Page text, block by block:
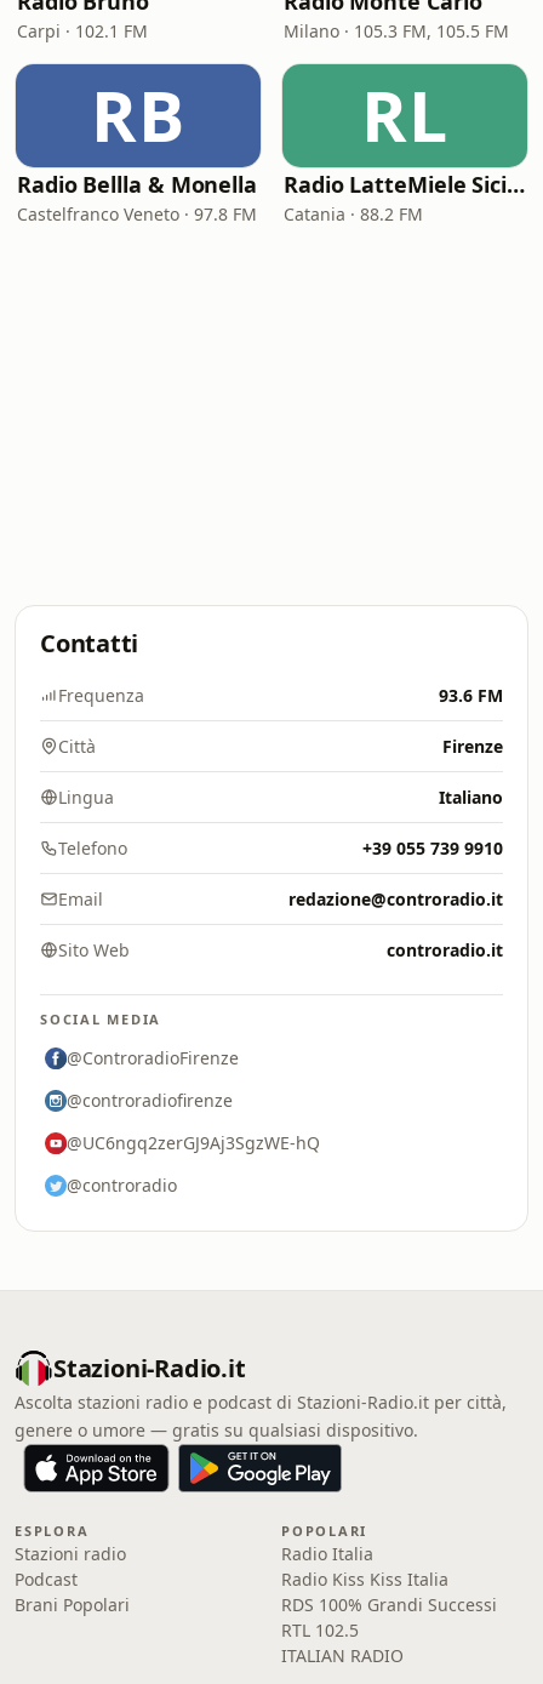
Carpi · 102.1 FM Milano · 105.3 FM, 105.5 FM
RB
Radio Bellla & Monella
Castelfranco Veneto · 97.8 FM
RL
Radio LatteMiele Sicilia
Catania · 88.2 FM
Contatti
Frequenza 93.6 FM
Città Firenze
Lingua Italiano
Telefono +39 055 739 9910
Email redazione@controradio.it
Sito Web controradio.it
SOCIAL MEDIA
@ControradioFirenze
@controradiofirenze
@UC6ngq2zerGJ9Aj3SgzWE-hQ
@controradio
Stazioni-Radio.it
Ascolta stazioni radio e podcast di Stazioni-Radio.it per città,
genere o umore — gratis su qualsiasi dispositivo.
ESPLORA
Stazioni radio
Podcast
Brani Popolari
POPOLARI
Radio Italia
Radio Kiss Kiss Italia
RDS 100% Grandi Successi
RTL 102.5
ITALIAN RADIO